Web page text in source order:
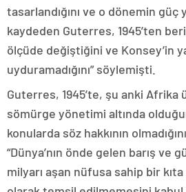
tasarlandığını ve o dönemin güç
kaydeden Guterres, 1945’ten
ölçüde değiştiğini ve Konsey’in
uyduramadığını” söylemişti.
Guterres, 1945’te, şu anki
sömürge yönetimi altında
konularda söz hakkının
“Dünya’nın önde gelen barış ve
milyarı aşan nüfusa sahip bir kıta